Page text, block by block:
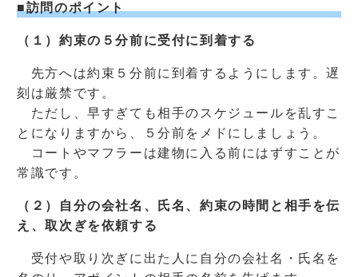
■訪問のポイント
（１）約束の５分前に受付に到着する
先方へは約束５分前に到着するようにします。遅
刻は厳禁です。
ただし、早すぎても相手のスケジュールを乱すこ
とになりますから、５分前をメドにしましょう。
コートやマフラーは建物に入る前にはずすことが
常識です。
（２）自分の会社名、氏名、約束の時間と相手を伝
え、取次ぎを依頼する
受付や取り次ぎに出た人に自分の会社名・氏名を